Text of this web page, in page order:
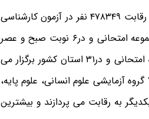
به گزارش مسترتست، رئیس مرکز سنجش و پذیرش با اشاره به رقابت ۴۷۸۳۴۹ نفر در آزمون کارشناسی
ارشد سال ۹۵ دانشگاه آزاد اسلامی گفت: این آزمون در ۱۳۵ مجموعه امتحانی و در۶ نوبت صبح و عصر
روزهای پنج شنبه، جمعه و شنبه ۶ الی ۸ خرداد ماه در ۶۹ حوزه امتحانی و در۳۱ استان کشور برگزار می
شود و در هر نوبت بین ۶۵ تا ۹۱هزار داوطلب شرکت کننده در ۷ گروه آزمایشی علوم انسانی، علوم پایه،
به رقابت می پردازند و بیشترین